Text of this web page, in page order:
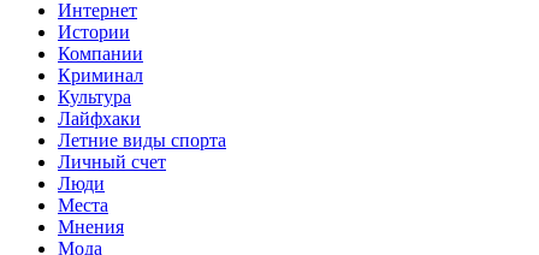
Интернет
Истории
Компании
Криминал
Культура
Лайфхаки
Летние виды спорта
Личный счет
Люди
Места
Мнения
Мода